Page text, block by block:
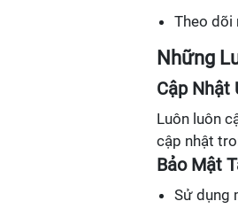
Theo dõi
Những
Cập Nhật
Luôn luôn
cập nhật
Bảo Mật
Sử dụng